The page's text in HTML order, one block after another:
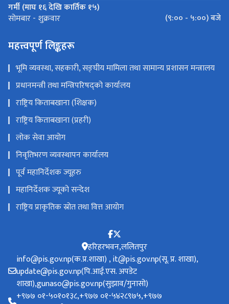
गर्मी (माघ १६ देखि कार्तिक १५)
सोमबार - शुक्रवार (९:०० - ५:००) बजे
महत्त्वपूर्ण लिङ्कहरू
भूमि व्यवस्था, सहकारी, सङ्‍घीय मामिला तथा सामान्य प्रशासन मन्त्रालय
प्रधानमन्त्री तथा मन्त्रिपरिषद्को कार्यालय
राष्ट्रिय किताबखाना (शिक्षक)
राष्ट्रिय किताबखाना (प्रहरी)
लोक सेवा आयोग
निवृतिभरण व्यवस्थापन कार्यालय
पूर्व महानिर्देशक ज्यूहरु
महानिर्देशक ज्यूको सन्देश
राष्ट्रिय प्राकृतिक स्रोत तथा वित्त आयोग
हरिहरभवन,ललितपुर
info@pis.gov.np(क.प्र.शाखा) , it@pis.gov.np(सू. प्र. शाखा),
update@pis.gov.np(पि.आई.एस. अपडेट
शाखा),gunaso@pis.gov.np(सुझाव/गुनासो)
+‌‌९७७ ०१-५०१०१३८,+९७७ ०१-५४२८९७५,+९७७